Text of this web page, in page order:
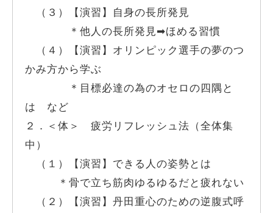
（３）【演習】自身の長所発見
＊他人の長所発見➡︎ほめる習慣
（４）【演習】オリンピック選手の夢のつ
かみ方から学ぶ
＊目標必達の為のオセロの四隅と
は など
２．＜体＞ 疲労リフレッシュ法（全体集
中）
（１）【演習】できる人の姿勢とは
＊骨で立ち筋肉ゆるゆるだと疲れない
（２）【演習】丹田重心のための逆腹式呼